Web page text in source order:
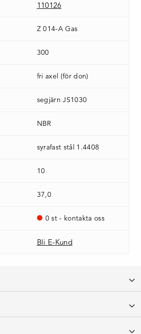
110126
Z 014-A Gas
300
fri axel (för don)
segjärn JS1030
NBR
syrafast stål 1.4408
10
37,0
0 st - kontakta oss
Bli E-Kund